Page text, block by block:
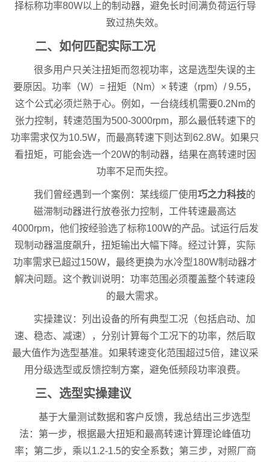
择标称功率80W以上的制动器，避免长时间满负荷运行导
致过热失效。
二、如何匹配实际工况
很多用户只关注扭矩而忽视功率，这是选型失误的主
要原因。功率（W）= 扭矩（Nm）× 转速（rpm）/ 9.55，
这个公式必须烂熟于心。例如，一台绕线机需要0.2Nm的
张力控制，转速范围为500-3000rpm，那么最低转速下的
功率需求仅为10.5W，而最高转速下则达到62.8W。如果只
看扭矩，可能会选一个20W的制动器，结果在高转速时因
功率不足而失控。
我们曾经遇到一个案例：某线缆厂使用巧之力科技的
磁滞制动器进行放卷张力控制，工件转速最高达
4000rpm，他们按经验选了标称100W的产品。试运行后发
现制动器温度飙升，扭矩输出大幅下降。经过计算，实际
功率需求已超过150W，最终更换为水冷型180W制动器才
解决问题。这个教训说明：功率范围必须覆盖整个转速段
的最大需求。
实操建议：列出设备的所有典型工况（包括启动、加
速、稳态、减速），分别计算每个工况下的功率，然后取
最大值作为选型基准。如果转速变化范围超过5倍，建议采
用分级选型或反馈控制方案，避免低频段功率浪费。
三、选型实操建议
基于大量测试数据和客户反馈，我总结出三步选型
法：第一步，根据最大扭矩和最高转速计算理论峰值功
率；第二步，乘以1.2-1.5的安全系数；第三步，对照厂商